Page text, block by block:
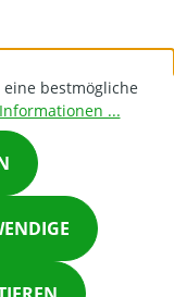
eine bestmögliche
...